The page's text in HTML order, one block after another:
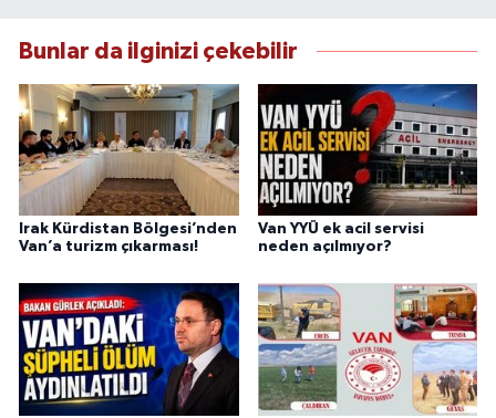
Bunlar da ilginizi çekebilir
Irak Kürdistan Bölgesi’nden
Van’a turizm çıkarması!
Van YYÜ ek acil servisi
neden açılmıyor?